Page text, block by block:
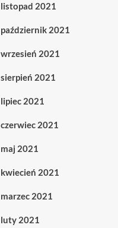
listopad 2021
październik 2021
wrzesień 2021
sierpień 2021
lipiec 2021
czerwiec 2021
maj 2021
kwiecień 2021
marzec 2021
luty 2021